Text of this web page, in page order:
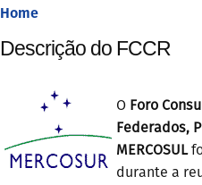
Home
Descrição do FCCR
O Foro
Federados,
MERCOSUL
durante a